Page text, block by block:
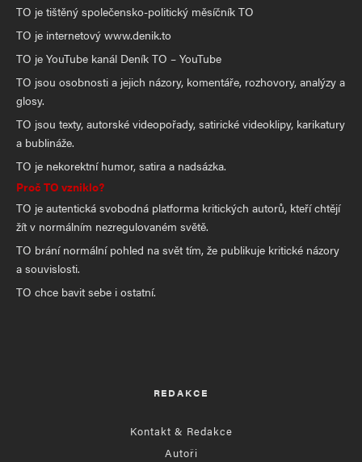
TO je tištěný společensko-politický měsíčník TO
TO je internetový www.denik.to
TO je YouTube kanál Deník TO – YouTube
TO jsou osobnosti a jejich názory, komentáře, rozhovory, analýzy a
glosy.
TO jsou texty, autorské videopořady, satirické videoklipy, karikatury
a bublináže.
TO je nekorektní humor, satira a nadsázka.
Proč TO vzniklo?
TO je autentická svobodná platforma kritických autorů, kteří chtějí
žít v normálním nezregulovaném světě.
TO brání normální pohled na svět tím, že publikuje kritické názory
a souvislosti.
TO chce bavit sebe i ostatní.
REDAKCE
Kontakt & Redakce
Autoři